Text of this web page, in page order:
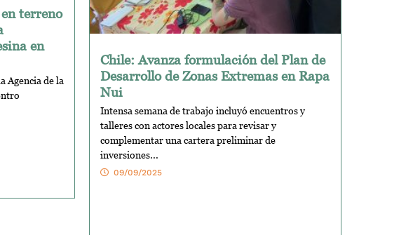
terreno
en
Agencia de la
Chile: Avanza formulación del Plan de
Desarrollo de Zonas Extremas en Rapa
Nui
Intensa semana de trabajo incluyó encuentros y
talleres con actores locales para revisar y
complementar una cartera preliminar de
inversiones...
09/09/2025